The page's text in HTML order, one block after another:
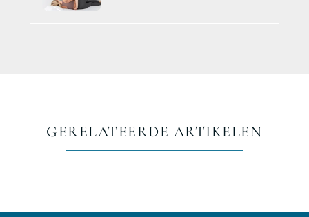
GERELATEERDE ARTIKELEN